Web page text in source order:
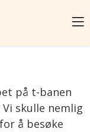
på t-banen
skulle nemlig
å besøke